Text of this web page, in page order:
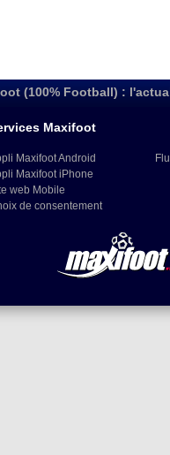
(100% Football) :
Maxifoot
Maxifoot Android
Maxifoot iPhone
web Mobile
de consentement